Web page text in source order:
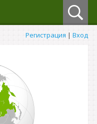
Регистрация | Вход